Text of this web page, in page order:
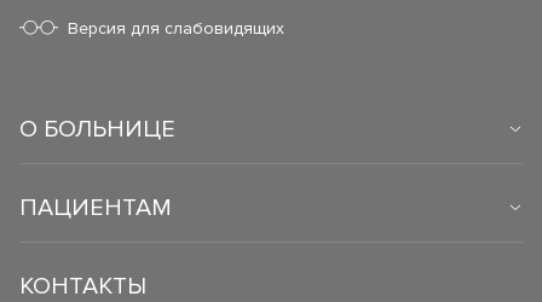
Версия для слабовидящих
О БОЛЬНИЦЕ
ПАЦИЕНТАМ
КОНТАКТЫ